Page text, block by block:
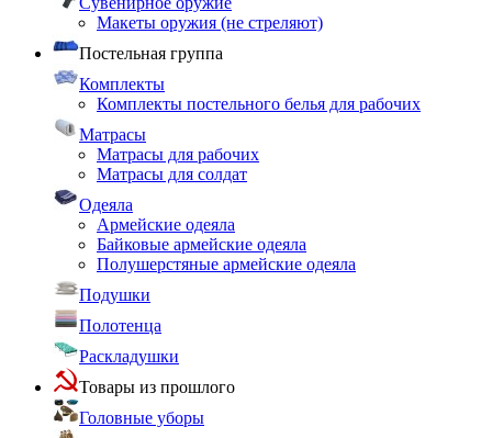
Макеты оружия (не стреляют)
Постельная группа
Комплекты
Комплекты постельного белья для рабочих
Матрасы
Матрасы для рабочих
Матрасы для солдат
Одеяла
Армейские одеяла
Байковые армейские одеяла
Полушерстяные армейские одеяла
Подушки
Полотенца
Раскладушки
Товары из прошлого
Головные уборы